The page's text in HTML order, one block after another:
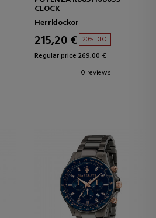
CLOCK
Herrklockor
215,20 € 20% DTO.
Regular price 269,00 €
0 reviews